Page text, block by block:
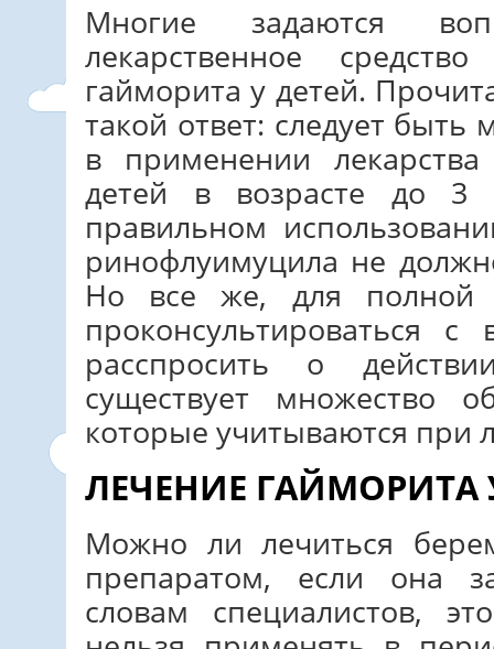
Многие задаются
лекарственное
гайморита у детей.
такой ответ: следует
в применении
детей в возрасте до 3
правильном
ринофлуимуцила не
Но все же, для полной
проконсультироваться
расспросить о
существует множество
которые учитываются при
ЛЕЧЕНИЕ ГАЙМОРИТА
Можно ли лечиться
препаратом, если она
словам специалистов,